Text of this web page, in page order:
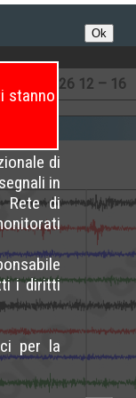
Ok
stanno
di
in
Rete di
i diritti
per la
/8/2026 12 – 16